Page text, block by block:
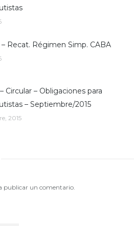
Recat. Régimen Simp. CABA
Circular – Obligaciones para
– Septiembre/2015
2015
publicar un comentario.